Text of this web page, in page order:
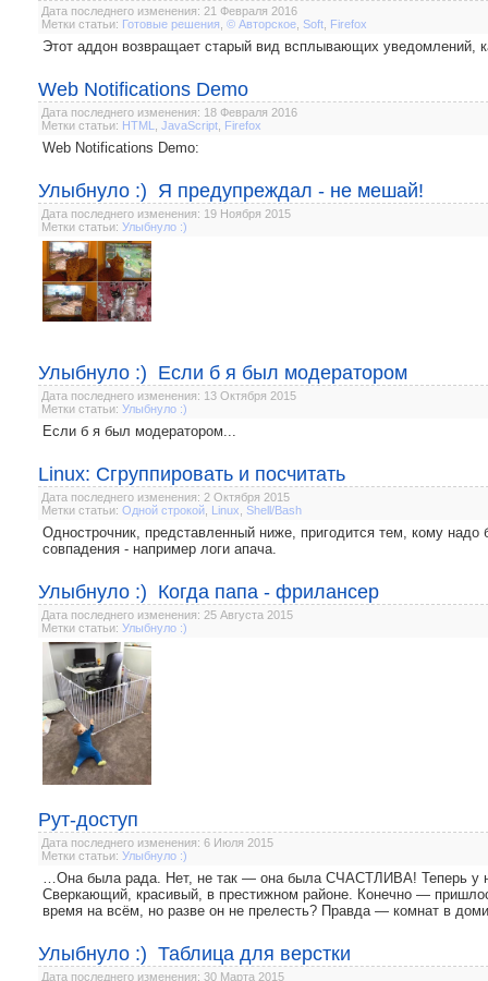
Дата последнего изменения: 21 Февраля 2016
Метки статьи: Готовые решения © Авторское Soft Firefox
Этот аддон возвращает старый вид всплывающих уведомлений,
Web Notifications Demo
Дата последнего изменения: 18 Февраля 2016
Метки статьи: HTML JavaScript Firefox
Web Notifications Demo:
Улыбнуло :) Я предупреждал - не мешай!
Дата последнего изменения: 19 Ноября 2015
Метки статьи: Улыбнуло :)
Улыбнуло :) Если б я был модератором
Дата последнего изменения: 13 Октября 2015
Метки статьи: Улыбнуло :)
Если б я был модератором...
Linux: Сгруппировать и посчитать
Дата последнего изменения: 2 Октября 2015
Метки статьи: Одной строкой Linux Shell/Bash
Однострочник, представленный ниже, пригодится тем, кому надо
совпадения - например логи апача.
Улыбнуло :) Когда папа - фрилансер
Дата последнего изменения: 25 Августа 2015
Метки статьи: Улыбнуло :)
Рут-доступ
Дата последнего изменения: 6 Июля 2015
Метки статьи: Улыбнуло :)
…Она была рада. Нет, не так — она была СЧАСТЛИВА! Теперь у
Сверкающий, красивый, в престижном районе. Конечно —
время на всём, но разве он не прелесть? Правда — комнат в
Улыбнуло :) Таблица для верстки
Дата последнего изменения: 30 Марта 2015